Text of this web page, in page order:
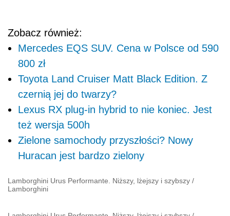
Zobacz również:
Mercedes EQS SUV. Cena w Polsce od 590
800 zł
Toyota Land Cruiser Matt Black Edition. Z
czernią jej do twarzy?
Lexus RX plug-in hybrid to nie koniec. Jest
też wersja 500h
Zielone samochody przyszłości? Nowy
Huracan jest bardzo zielony
Lamborghini Urus Performante. Niższy, lżejszy i szybszy /
Lamborghini